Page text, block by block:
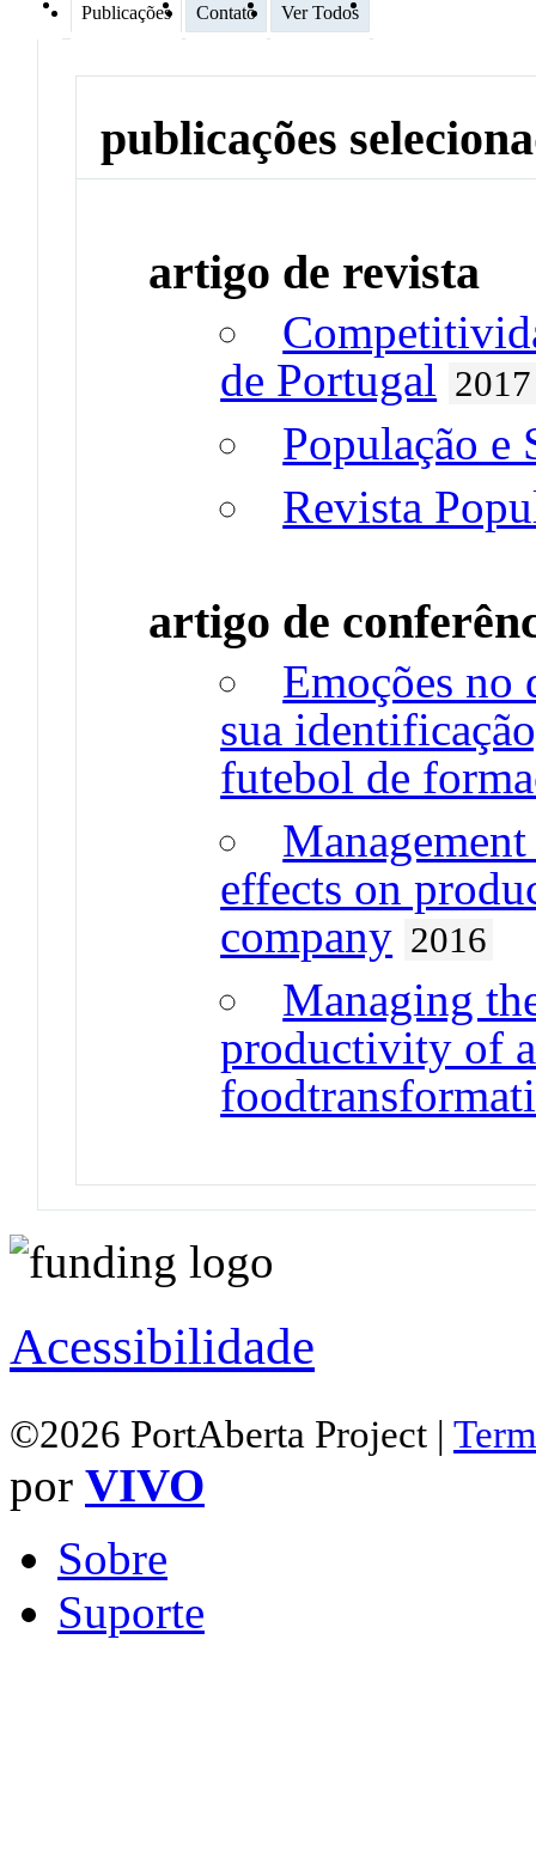
Publicações Contato Ver Todos
publicações
artigo de revista
de Portugal 2017
População e
Revista
artigo de
Emoções no
sua
futebol de
effects on
company 2016
Managing
productivity of
Acessibilidade
©2026 PortAberta Project |
por VIVO
Sobre
Suporte